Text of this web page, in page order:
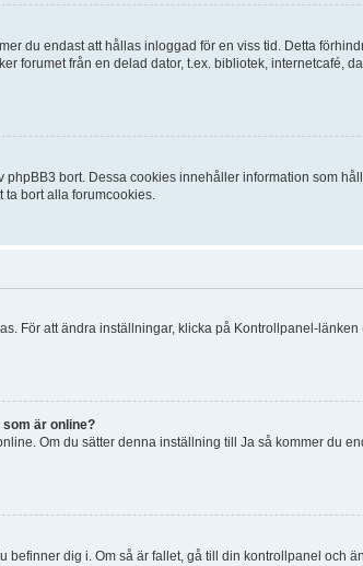
du endast att hållas inloggad för en viss tid. Detta
forumet från en delad dator, t.ex. bibliotek, internetcafé,
bort. Dessa cookies innehåller information som
ta bort alla forumcookies.
För att ändra inställningar, klicka på Kontrollpanel-
är online?
Om du sätter denna inställning till Ja så kommer du
dig i. Om så är fallet, gå till din kontrollpanel och